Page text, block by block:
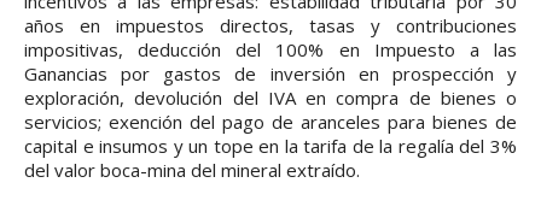
años en impuestos directos, tasas y contribuciones
impositivas, deducción del 100% en Impuesto a las
Ganancias por gastos de inversión en prospección y
exploración, devolución del IVA en compra de bienes o
servicios; exención del pago de aranceles para bienes de
capital e insumos y un tope en la tarifa de la regalía del 3%
del valor boca-mina del mineral extraído.